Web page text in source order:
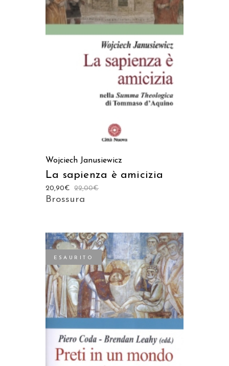
LEGGI TUTTO
Wojciech Janusiewicz
La sapienza è amicizia
22,00€
20,90€
Brossura
ESAURITO
LEGGI TUTTO